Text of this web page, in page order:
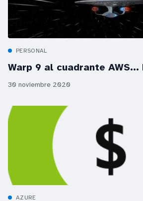
PERSONAL
Warp 9 al cuadrante AWS...
30 noviembre 2020
AZURE